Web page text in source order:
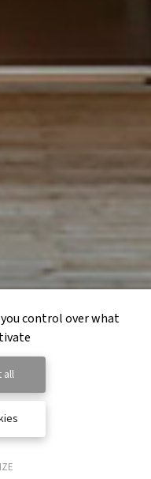
you control over what
all